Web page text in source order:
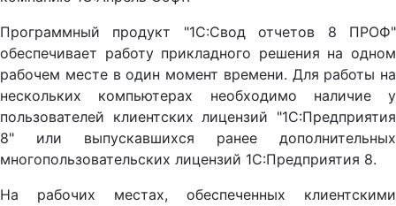
Программный продукт "1С:Свод отчетов 8 ПРОФ"
обеспечивает работу прикладного решения на одном
рабочем месте в один момент времени. Для работы на
нескольких компьютерах необходимо наличие у
пользователей клиентских лицензий "1С:Предприятия
8" или выпускавшихся ранее дополнительных
многопользовательских лицензий 1С:Предприятия 8.
На рабочих местах, обеспеченных клиентскими